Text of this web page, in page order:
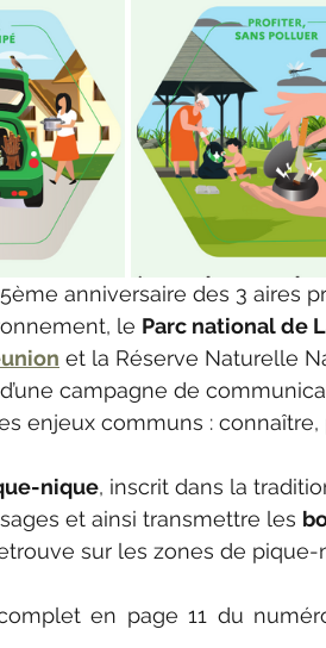
anniversaire des 3 aires
le Parc national de
et la Réserve Naturelle
campagne de
enjeux communs :
nique, inscrit dans la
et ainsi transmettre les
sur les zones de pique-
en page 11 du